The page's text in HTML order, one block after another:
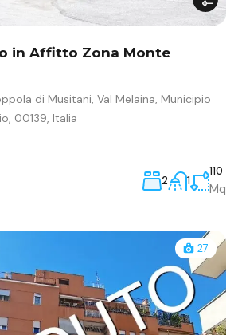
in Affitto Zona Monte
di Musitani, Val Melaina, Municipio
00139, Italia
2 1
110
Mq
27